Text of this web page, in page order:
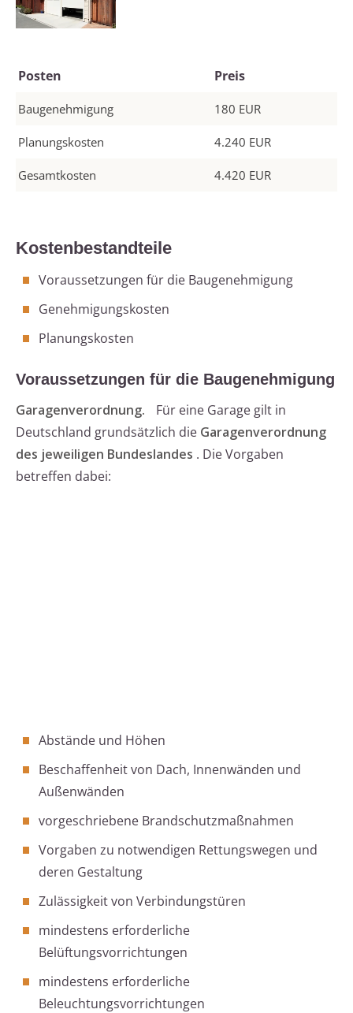
Posten Preis
Baugenehmigung 180 EUR
Planungskosten 4.240 EUR
Gesamtkosten 4.420 EUR
Kostenbestandteile
Voraussetzungen für die Baugenehmigung
Genehmigungskosten
Planungskosten
Voraussetzungen für die Baugenehmigung
Garagenverordnung.
Für eine Garage gilt in
Deutschland grundsätzlich die Garagenverordnung
des jeweiligen Bundeslandes . Die Vorgaben
betreffen dabei:
Abstände und Höhen
Beschaffenheit von Dach, Innenwänden und
Außenwänden
vorgeschriebene Brandschutzmaßnahmen
Vorgaben zu notwendigen Rettungswegen und
deren Gestaltung
Zulässigkeit von Verbindungstüren
mindestens erforderliche
Belüftungsvorrichtungen
mindestens erforderliche
Beleuchtungsvorrichtungen